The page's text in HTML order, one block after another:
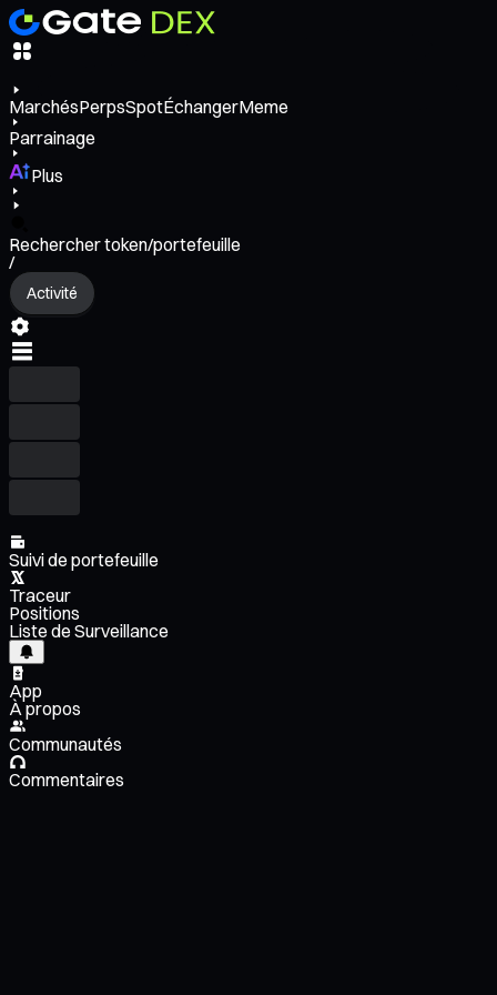
MarchésPerpsSpotÉchangerMeme
Parrainage
Plus
Rechercher token/portefeuille
/
Activité
Suivi de portefeuille
Traceur
Positions
Liste de Surveillance
App
À propos
Communautés
Commentaires